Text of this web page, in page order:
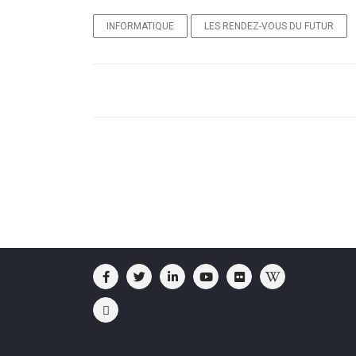
INFORMATIQUE LES RENDEZ-VOUS DU FUTUR